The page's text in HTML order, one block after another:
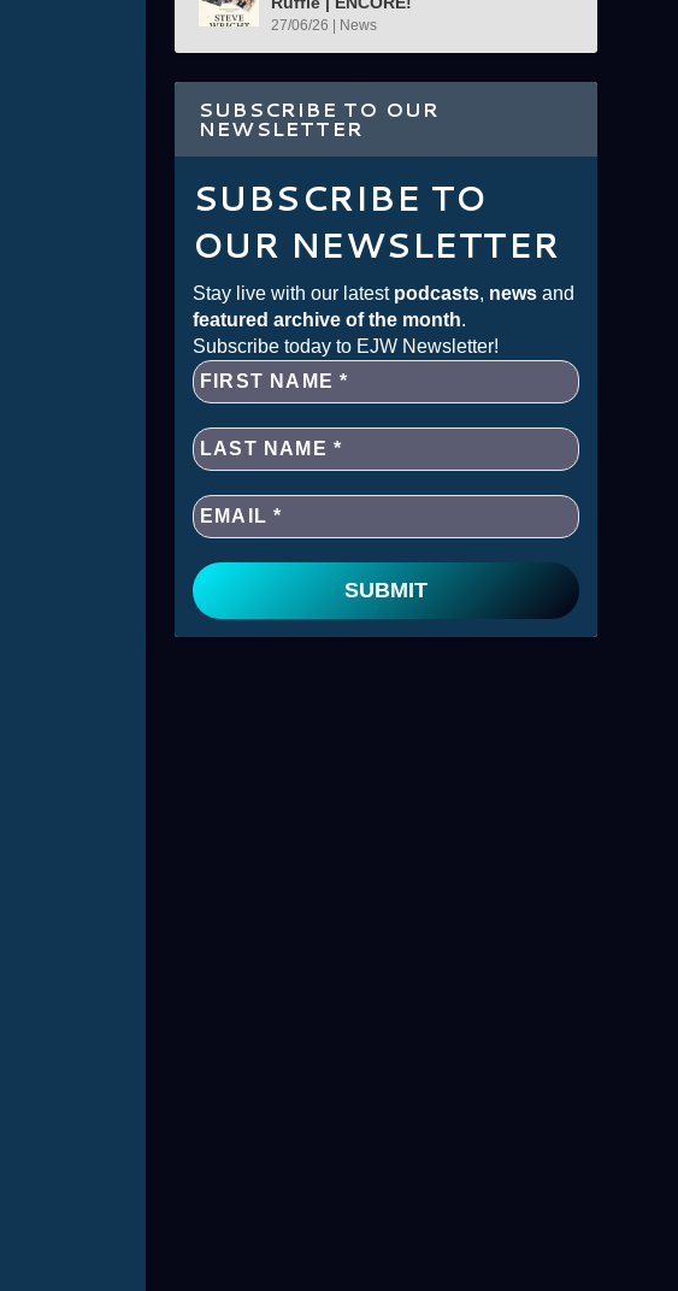
27/06/26 | News
SUBSCRIBE TO OUR
NEWSLETTER
SUBSCRIBE TO
OUR NEWSLETTER
Stay live with our latest podcasts, newsand
featured archive of the month.
Subscribe today to EJW Newsletter!